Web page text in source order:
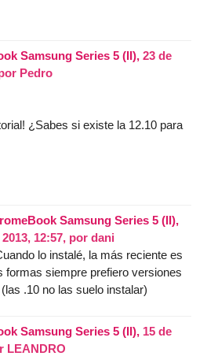
Samsung Series 5 (II), 23 de
Pedro
¿Sabes si existe la 12.10 para
Samsung Series 5 (II),
12:57, por dani
lo instalé, la más reciente es
formas siempre prefiero versiones
.10 no las suelo instalar)
Samsung Series 5 (II), 15 de
LEANDRO